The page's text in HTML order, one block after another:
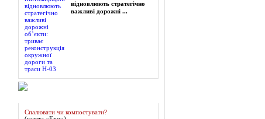
відновлюють стратегічно
важливі дорожні ...
Спалювати чи компостувати?